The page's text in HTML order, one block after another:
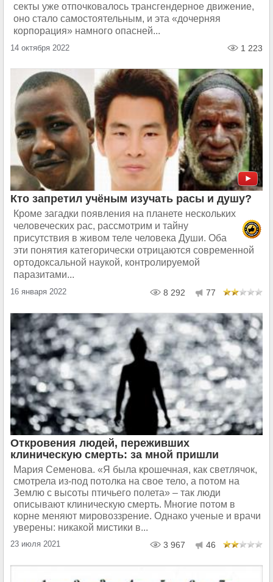
секты уже отпочковалось трансгендерное движение,
оно стало самостоятельным, и эта «дочерняя
корпорация» намного опасней...
14 октября 2022 1 223
Кто запретил учёным изучать расы и душу?
Кроме загадки появления на планете нескольких
человеческих рас, рассмотрим и тайну
присутствия в живом теле человека Души. Оба
эти понятия категорически отрицаются современной
ортодоксальной наукой, контролируемой
паразитами...
16 января 2022 8 292 77
Откровения людей, переживших
клиническую смерть: за мной пришли
Мария Семенова. «Я была крошечная, как светлячок,
смотрела из-под потолка на свое тело, а потом на
Землю с высоты птичьего полета» – так люди
описывают клиническую смерть. Многие потом в
корне меняют мировоззрение. Однако ученые и врачи
уверены: никакой мистики в...
23 июля 2021 3 967 46